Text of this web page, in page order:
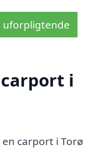
uforpligtende
i
carport i Torø